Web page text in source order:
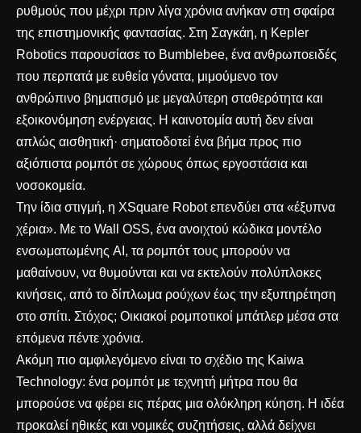
ρυθμούς που μέχρι πριν λίγα χρόνια ανήκαν στη σφαίρα
της επιστημονικής φαντασίας. Στη Σαγκάη, η Kepler
Robotics παρουσίασε το Bumblebee, ένα ανθρωποειδές
που περπατά με ευθεία γόνατα, μιμούμενο τον
ανθρώπινο βηματισμό με μεγαλύτερη σταθερότητα και
εξοικονόμηση ενέργειας. Η καινοτομία αυτή δεν είναι
απλώς αισθητική· σηματοδοτεί ένα βήμα προς πιο
αξιόπιστα ρομπότ σε χώρους όπως εργοστάσια και
νοσοκομεία.
Την ίδια στιγμή, η XSquare Robot επενδύει στα «έξυπνα
χέρια». Με το Wall OSS, ένα ανοιχτού κώδικα μοντέλο
ενσωματωμένης AI, τα ρομπότ τους μπορούν να
μαθαίνουν, να θυμούνται και να εκτελούν πολύπλοκες
κινήσεις, από το δίπλωμα ρούχων έως την εξυπηρέτηση
στο σπίτι. Στόχος; Οικιακοί ρομποτικοί μπάτλερ μέσα στα
επόμενα πέντε χρόνια.
Ακόμη πιο αμφιλεγόμενο είναι το σχέδιο της Kaiwa
Technology: ένα ρομπότ με τεχνητή μήτρα που θα
μπορούσε να φέρει εις πέρας μια ολόκληρη κύηση. Η ιδέα
προκαλεί ηθικές και νομικές συζητήσεις, αλλά δείχνει